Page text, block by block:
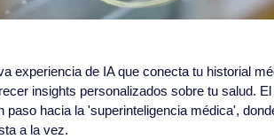
experiencia de IA que conecta tu historial
insights personalizados sobre tu salud.
hacia la 'superinteligencia médica',
a la vez.